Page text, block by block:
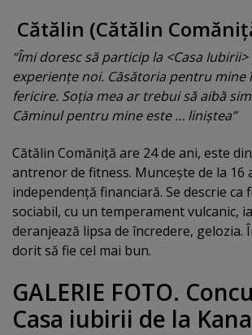
Cătălin (Cătălin Comă
“Îmi doresc să particip la <Casa
experienţe noi. Căsătoria pentru mine
fericire. Soţia mea ar trebui să aibă
Căminul pentru mine este … liniştea”
Cătălin Comăniţă are 24 de ani, este
antrenor de fitness. Munceşte de la 16
independenţă financiară. Se descrie ca
sociabil, cu un temperament vulcanic,
deranjează lipsa de încredere, gelozia.
dorit să fie cel mai bun.
GALERIE FOTO.
Casa iubirii de la